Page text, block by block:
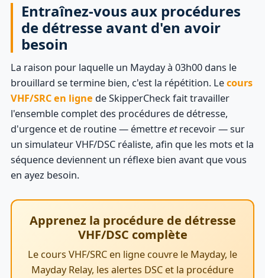
Entraînez-vous aux procédures
de détresse avant d'en avoir
besoin
La raison pour laquelle un Mayday à 03h00 dans le
brouillard se termine bien, c'est la répétition. Lecours
VHF/SRC en ligne de SkipperCheck fait travailler
l'ensemble complet des procédures de détresse,
d'urgence et de routine — émettreetrecevoir — sur
un simulateur VHF/DSC réaliste, afin que les mots et la
séquence deviennent un réflexe bien avant que vous
en ayez besoin.
Apprenez la procédure de détresse
VHF/DSC complète
Le cours VHF/SRC en ligne couvre le Mayday, le
Mayday Relay, les alertes DSC et la procédure